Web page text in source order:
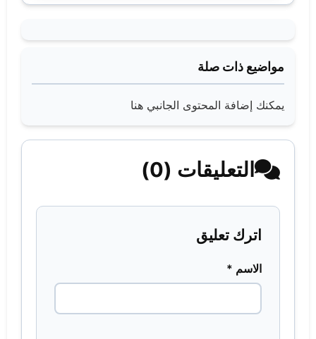
مواضيع ذات صلة
يمكنك إضافة المحتوى الجانبي هنا
التعليقات (0)
اترك تعليق
الاسم *